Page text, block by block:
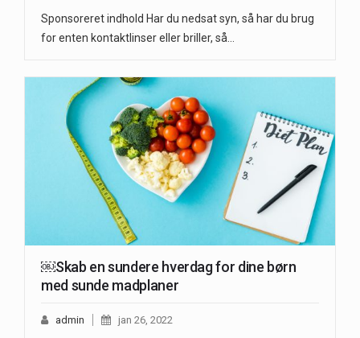
Sponsoreret indhold Har du nedsat syn, så har du brug
for enten kontaktlinser eller briller, så…
￼Skab en sundere hverdag for dine børn
med sunde madplaner
admin jan 26, 2022